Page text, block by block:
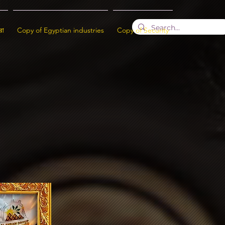
Copy of Egyptian industries Copy of Security